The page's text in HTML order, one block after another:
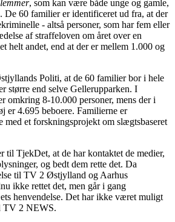
, som kan være både unge og gamle,
De 60 familier er identificeret ud fra, at der
- altså personer, som har fem eller
af straffeloven om året over en
helt andet, end at der er mellem 1.000 og
Politi, at de 60 familier bor i hele
større end selve Gellerupparken. I
omkring 8-10.000 personer, mens der i
er 4.695 beboere. Familierne er
med et forskningsprojekt om slægtsbaseret
til TjekDet, at de har kontaktet de medier,
og bedt dem rette det. Da
til TV 2 Østjylland og Aarhus
ikke rettet det, men går i gang
henvendelse. Det har ikke været muligt
TV 2 NEWS.